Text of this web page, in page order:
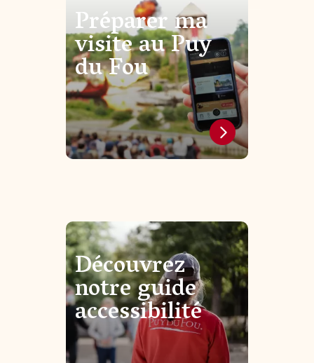
Préparer ma
visite au Puy
du Fou
Découvrez
notre guide
accessibilité